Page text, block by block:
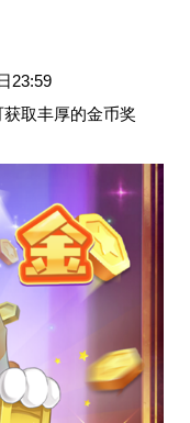
23:59
取丰厚的金币奖